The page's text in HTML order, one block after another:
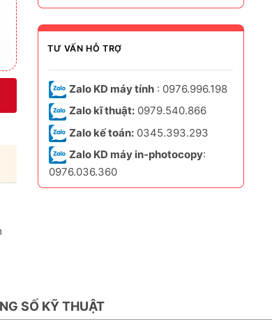
TƯ VẤN HỖ TRỢ
Zalo KD máy tính: 0976.996.198
Zalo kĩ thuật:0979.540.866
Zalo kế toán:0345.393.293
Zalo KD máy in-photocopy:
0976.036.360
SỐ KỸ THUẬT